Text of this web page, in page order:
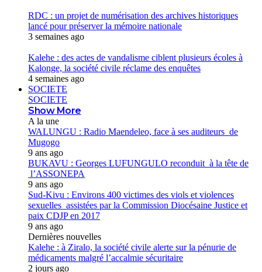
RDC : un projet de numérisation des archives historiques
lancé pour préserver la mémoire nationale
3 semaines ago
Kalehe : des actes de vandalisme ciblent plusieurs écoles à
Kalonge, la société civile réclame des enquêtes
4 semaines ago
SOCIETE
SOCIETE
Show More
A la une
WALUNGU : Radio Maendeleo, face à ses auditeurs de
Mugogo
9 ans ago
BUKAVU : Georges LUFUNGULO reconduit à la tête de
l’ASSONEPA
9 ans ago
Sud-Kivu : Environs 400 victimes des viols et violences
sexuelles assistées par la Commission Diocésaine Justice et
paix CDJP en 2017
9 ans ago
Dernières nouvelles
Kalehe : à Ziralo, la société civile alerte sur la pénurie de
médicaments malgré l’accalmie sécuritaire
2 jours ago